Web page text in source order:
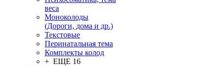
веса
Моноколоды
(Дороги, дома и др.)
Текстовые
Перинатальная тема
Комплекты колод
+ ЕЩЕ 16